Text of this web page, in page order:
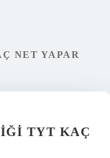
NET YAPAR
TYT KAÇ